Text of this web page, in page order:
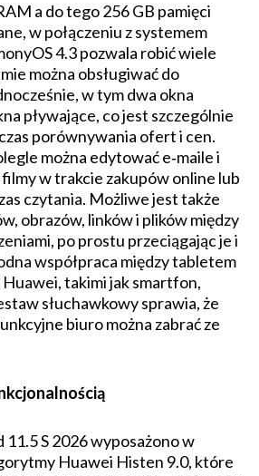
a do tego 256 GB pamięci
w połączeniu z systemem
4.3 pozwala robić wiele
można obsługiwać do
w tym dwa okna
pływające, co jest szczególnie
porównywania ofert i cen.
można edytować e‑maile i
w trakcie zakupów online lub
czytania. Możliwe jest także
obrazów, linków i plików między
po prostu przeciągając je i
współpraca między tabletem
takimi jak smartfon,
słuchawkowy sprawia, że
biuro można zabrać ze
S 2026 wyposażono w
Huawei Histen 9.0, które